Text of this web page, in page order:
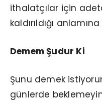
ithalatçılar için
kaldırıldığı
Demem Şudur Ki
Şunu demek
günlerde